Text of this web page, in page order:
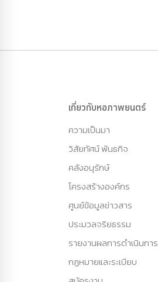
เกี่ยวกับหอภาพยนตร์
ความเป็นมา
วิสัยทัศน์ พันธกิจ
คลังอนุรักษ์
โครงสร้างองค์กร
ศูนย์ข้อมูลข่าวสาร
ประมวลจริยธรรม
รายงานผลการดำเนินการ
กฏหมายและระเบียบ